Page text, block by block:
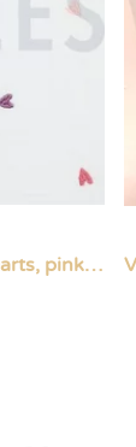
Emroidery hearts, pink/orange